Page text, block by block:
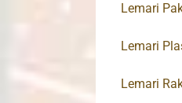
Lemari
Lemari
Lemari